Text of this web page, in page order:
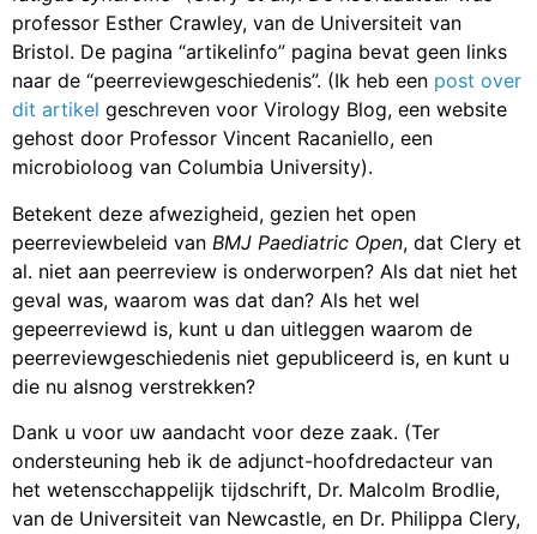
professor Esther Crawley, van de Universiteit van
Bristol. De pagina “artikelinfo” pagina bevat geen links
naar de “peerreviewgeschiedenis”. (Ik heb een post over
dit artikel geschreven voor Virology Blog, een website
gehost door Professor Vincent Racaniello, een
microbioloog van Columbia University).
Betekent deze afwezigheid, gezien het open
peerreviewbeleid van BMJ Paediatric Open, dat Clery et
al. niet aan peerreview is onderworpen? Als dat niet het
geval was, waarom was dat dan? Als het wel
gepeerreviewd is, kunt u dan uitleggen waarom de
peerreviewgeschiedenis niet gepubliceerd is, en kunt u
die nu alsnog verstrekken?
Dank u voor uw aandacht voor deze zaak. (Ter
ondersteuning heb ik de adjunct-hoofdredacteur van
het wetenscchappelijk tijdschrift, Dr. Malcolm Brodlie,
van de Universiteit van Newcastle, en Dr. Philippa Clery,